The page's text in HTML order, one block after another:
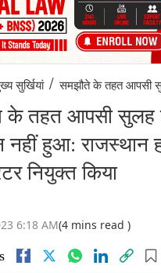
सुर्खियां / समझौते के तहत आपसी
के तहत आपसी सुलह
नहीं हुआ: राजस्थान
नियुक्त किया
6:18 AM(4 mins read )